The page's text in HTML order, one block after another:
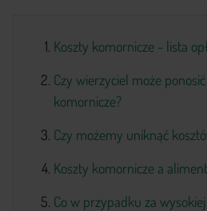
Koszty komornicze - lista
Czy wierzyciel może
komornicze?
Czy możemy uniknąć
Koszty komornicze a
Co w przypadku za